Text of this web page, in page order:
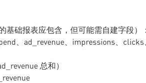
基础报表应包含，但可能需自建字段）：
、ad_revenue、impressions、
总和）